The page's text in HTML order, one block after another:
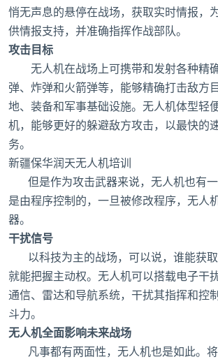
悄无声息的悬停在战场，获取实时情报，
供情报支持，并准确指挥作战部队。
攻击目标
无人机在战场上可携带和发射各种精
弹、炸弹和火箭弹等，能够精确打击敌方
地、装备和军事基础设施。无人机体型轻
机，能够更好的躲避敌方攻击，以最快的
务。
新疆保华润天无人机培训
但是作为攻击武器来说，无人机也有一
是由程序控制的，一旦被修改程序，无人
器。
干扰信号
以科技为主的战场，可以说，谁能获取
就能把握主动权。无人机可以搭载电子干
通信、雷达和导航系统，干扰其指挥和控
斗力。
无人机全面影响未来战场
凡事都有两面性，无人机也是如此。将